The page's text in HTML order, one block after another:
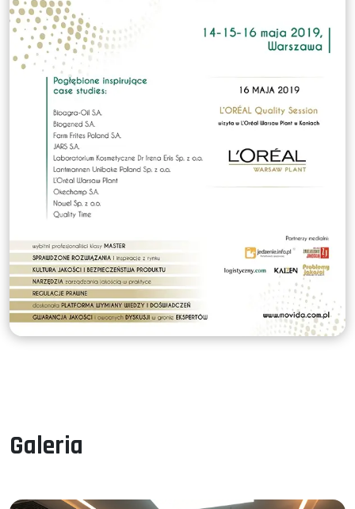
Galeria